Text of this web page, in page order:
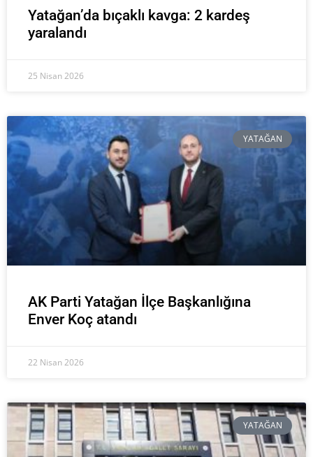
Yatağan’da bıçaklı kavga: 2 kardeş
yaralandı
25 Nisan 2026
YATAĞAN
AK Parti Yatağan İlçe Başkanlığına
Enver Koç atandı
22 Nisan 2026
YATAĞAN